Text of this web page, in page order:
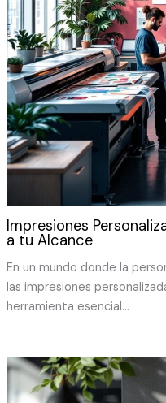
Impresiones
a tu Alcance
En un mundo donde la
las impresiones
herramienta esencial…